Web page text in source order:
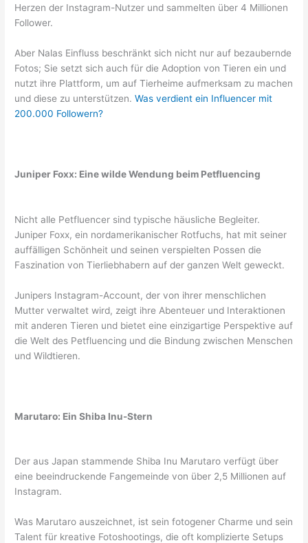
Herzen der Instagram-Nutzer und sammelten über 4 Millionen
Follower.
Aber Nalas Einfluss beschränkt sich nicht nur auf bezaubernde
Fotos; Sie setzt sich auch für die Adoption von Tieren ein und
nutzt ihre Plattform, um auf Tierheime aufmerksam zu machen
und diese zu unterstützen.Was verdient ein Influencer mit
200.000 Followern?
Juniper Foxx: Eine wilde Wendung beim Petfluencing
Nicht alle Petfluencer sind typische häusliche Begleiter.
Juniper Foxx, ein nordamerikanischer Rotfuchs, hat mit seiner
auffälligen Schönheit und seinen verspielten Possen die
Faszination von Tierliebhabern auf der ganzen Welt geweckt.
Junipers Instagram-Account, der von ihrer menschlichen
Mutter verwaltet wird, zeigt ihre Abenteuer und Interaktionen
mit anderen Tieren und bietet eine einzigartige Perspektive auf
die Welt des Petfluencing und die Bindung zwischen Menschen
und Wildtieren.
Marutaro: Ein Shiba Inu-Stern
Der aus Japan stammende Shiba Inu Marutaro verfügt über
eine beeindruckende Fangemeinde von über 2,5 Millionen auf
Instagram.
Was Marutaro auszeichnet, ist sein fotogener Charme und sein
Talent für kreative Fotoshootings, die oft komplizierte Setups